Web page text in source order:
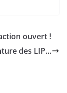
ouvert !
des LIP…